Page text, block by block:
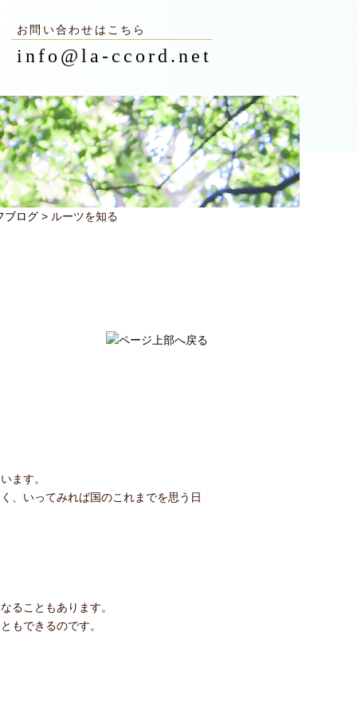
お問い合わせはこちら
info@la-ccord.net
ブログ > ルーツを知る
ます。
、いってみれば国のこれまでを思う日
ることもあります。
もできるのです。